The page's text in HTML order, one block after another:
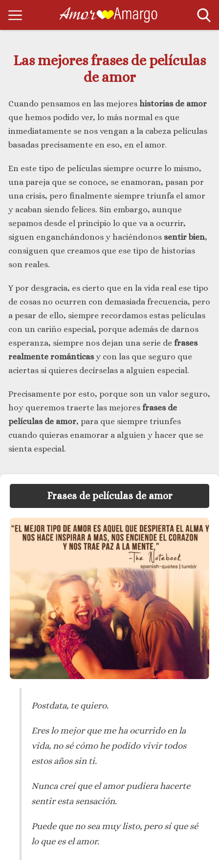
Las mejores frases de películas
de amor
Cuando pensamos en las mejores historias de amor
que hemos podido ver, lo más normal es que
inmediatamente se nos vengan a la cabeza películas
basadas precisamente en eso, en el amor.
En este tipo de películas siempre ocurre lo mismo,
una pareja que se conoce, se enamoran, pasan por
una crisis, pero finalmente siempre triunfa el amor
y acaban siendo felices. Sin embargo, aunque
sepamos desde el principio lo que va a ocurrir,
siguen enganchándonos y haciéndonos sentir bien,
consiguen que creamos que ese tipo de historias
son reales.
Y por desgracia, es cierto que en la vida real ese tipo
de cosas no ocurren con demasiada frecuencia, pero
a pesar de ello, siempre recordamos estas películas
con un cariño especial, porque además de darnos
esperanza, siempre nos dejan una serie de frases
realmente románticasy con las que seguro que
aciertas si quieres decírselas a alguien especial.
Precisamente por esto, porque son un valor seguro,
hoy queremos traerte las mejores frases de
películas de amor, para que siempre triunfes
cuando quieras enamorar a alguien y hacer que se
sienta especial.
Frases de películas de amor
Postdata, te quiero.
Eres lo mejor que me ha ocurrido en la
vida, no sé cómo he podido vivir todos
estos años sin ti.
Nunca creí que el amor pudiera hacerte
sentir esta sensación.
Puede que no sea muy listo, pero sí que sé
lo que es el amor.